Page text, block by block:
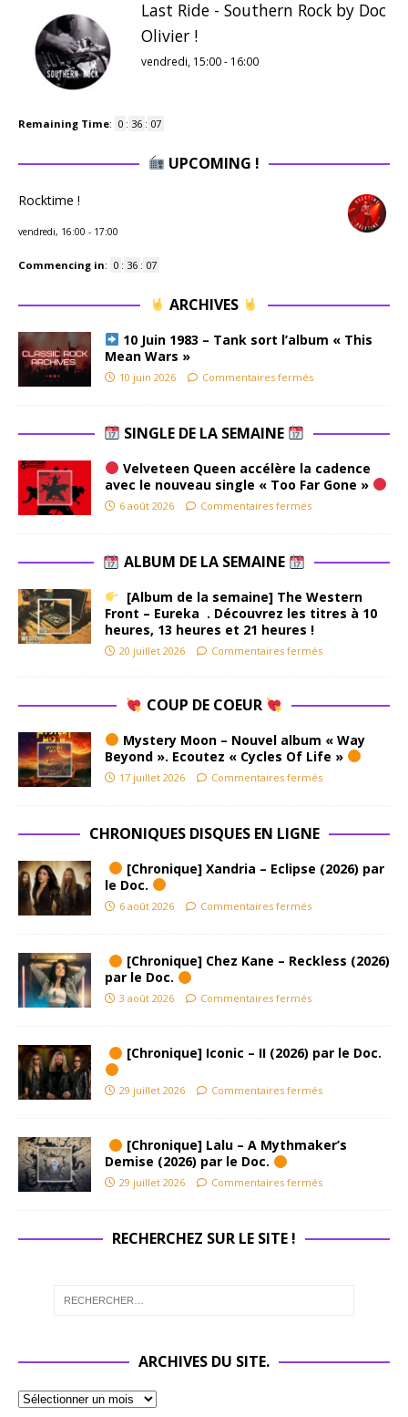
Last Ride - Southern Rock by Doc
Olivier !
vendredi, 15:00- 16:00
Remaining Time: 0 : 36 : 05
UPCOMING !
Rocktime !
vendredi, 16:00 - 17:00
Commencing in: 0 : 36 : 05
ARCHIVES
10 Juin 1983 – Tank sort l’album « This
Mean Wars »
10 juin 2026 Commentaires fermés
SINGLE DE LA SEMAINE
Velveteen Queen accélère la cadence
avec le nouveau single « Too Far Gone »
6 août 2026 Commentaires fermés
ALBUM DE LA SEMAINE
[Album de la semaine] The Western
Front – Eureka . Découvrez les titres à 10
heures, 13 heures et 21 heures !
20 juillet 2026 Commentaires fermés
COUP DE COEUR
Mystery Moon – Nouvel album « Way
Beyond ». Ecoutez « Cycles Of Life »
17 juillet 2026 Commentaires fermés
CHRONIQUES DISQUES EN LIGNE
[Chronique] Xandria – Eclipse (2026) par
le Doc.
6 août 2026 Commentaires fermés
[Chronique] Chez Kane – Reckless (2026)
par le Doc.
3 août 2026 Commentaires fermés
[Chronique] Iconic – II (2026) par le Doc.
29 juillet 2026 Commentaires fermés
[Chronique] Lalu – A Mythmaker’s
Demise (2026) par le Doc.
29 juillet 2026 Commentaires fermés
RECHERCHEZ SUR LE SITE !
ARCHIVES DU SITE.